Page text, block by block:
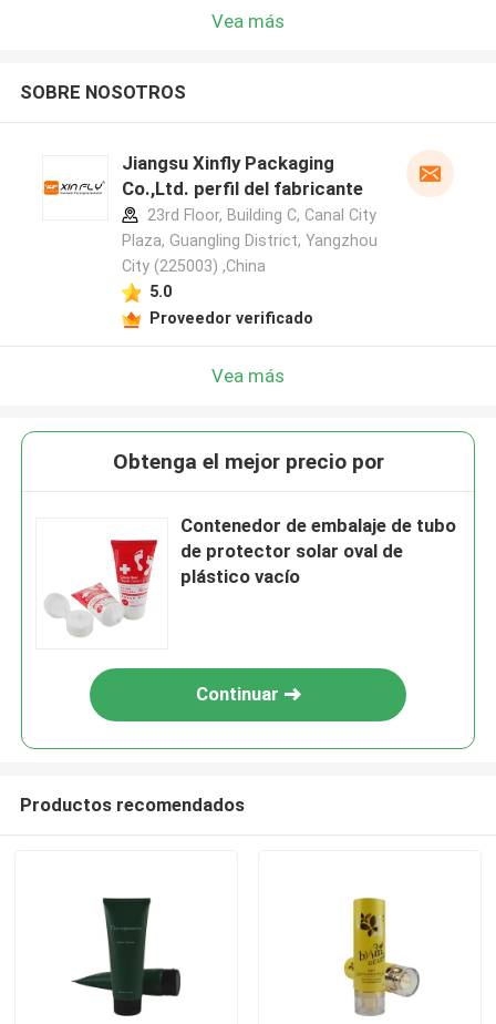
Vea más
SOBRE NOSOTROS
Jiangsu Xinfly Packaging
Co.,Ltd. perfil del fabricante
23rd Floor, Building C, Canal City
Plaza, Guangling District, Yangzhou
City (225003) ,China
5.0
Proveedor verificado
Vea más
Obtenga el mejor precio por
Contenedor de embalaje de tubo
de protector solar oval de
plástico vacío
Continuar
Productos recomendados